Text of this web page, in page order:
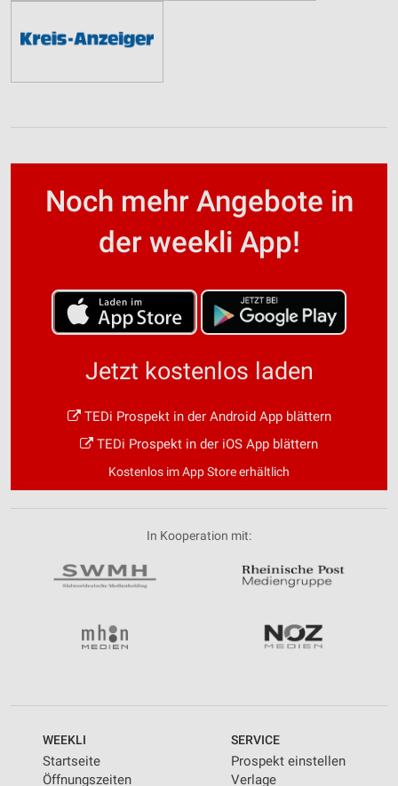
Noch mehr Angebote in
der weekli App!
Jetzt kostenlos laden
TEDi Prospekt in der Android App blättern
TEDi Prospekt in der iOS App blättern
Kostenlos im App Store erhältlich
In Kooperation mit:
WEEKLI
Startseite
Öffnungszeiten
SERVICE
Prospekt einstellen
Verlage